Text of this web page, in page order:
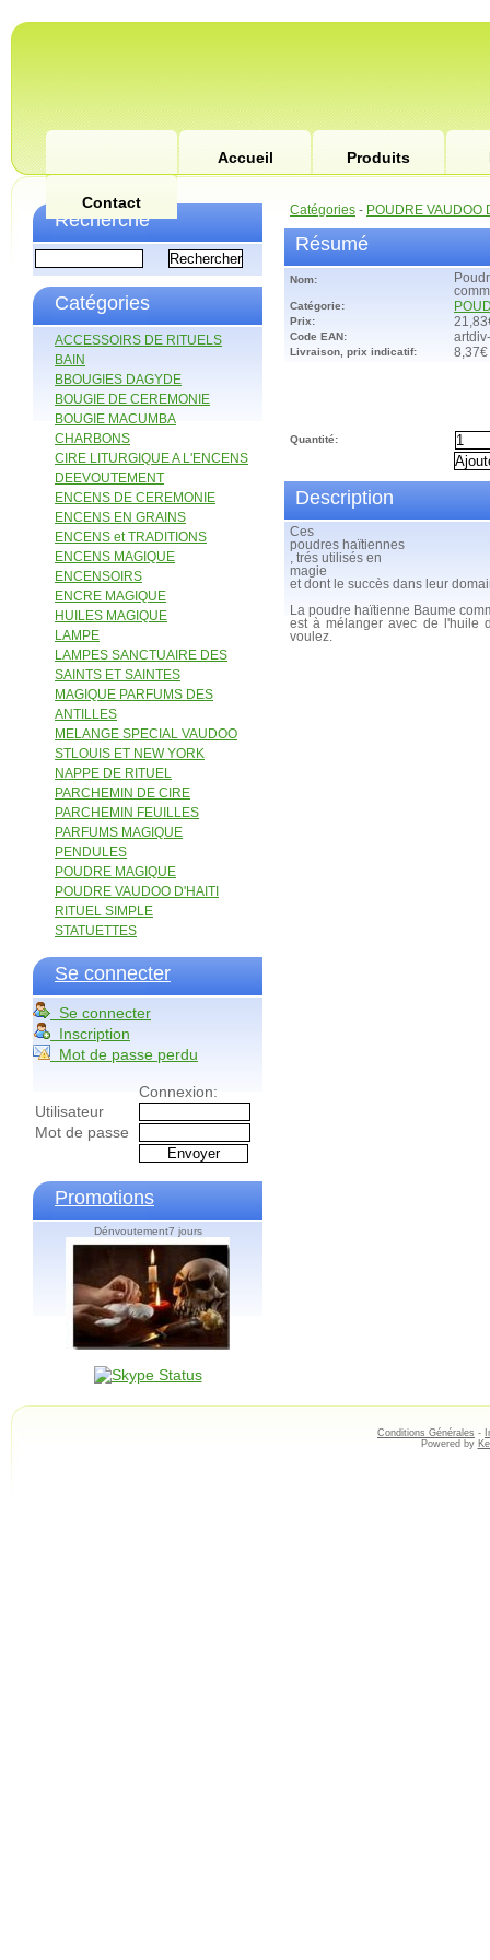
Accueil Produits
Contact
Recherche
Catégories
ACCESSOIRS DE RITUELS
BAIN
BBOUGIES DAGYDE
BOUGIE DE CEREMONIE
BOUGIE MACUMBA
CHARBONS
CIRE LITURGIQUE A L'ENCENS
DEEVOUTEMENT
ENCENS DE CEREMONIE
ENCENS EN GRAINS
ENCENS et TRADITIONS
ENCENS MAGIQUE
ENCENSOIRS
ENCRE MAGIQUE
HUILES MAGIQUE
LAMPE
LAMPES SANCTUAIRE DES
SAINTS ET SAINTES
MAGIQUE PARFUMS DES
ANTILLES
MELANGE SPECIAL VAUDOO
STLOUIS ET NEW YORK
NAPPE DE RITUEL
PARCHEMIN DE CIRE
PARCHEMIN FEUILLES
PARFUMS MAGIQUE
PENDULES
POUDRE MAGIQUE
POUDRE VAUDOO D'HAITI
RITUEL SIMPLE
STATUETTES
Se connecter
Se connecter
Inscription
Mot de passe perdu
Connexion:
Utilisateur
Mot de passe
Promotions
Dénvoutement7 jours
Catégories - POUDRE VAUDOO
Résumé
Nom:
Catégorie:
Prix:
Code EAN:
Livraison, prix indicatif: 8,37€
Quantité:
Description
Ces
poudres haïtiennes
, trés utilisés en
magie
et dont le succès dans leur
La poudre haïtienne Baume
est à mélanger avec de l'huile
voulez.
Conditions Générales -
Powered by